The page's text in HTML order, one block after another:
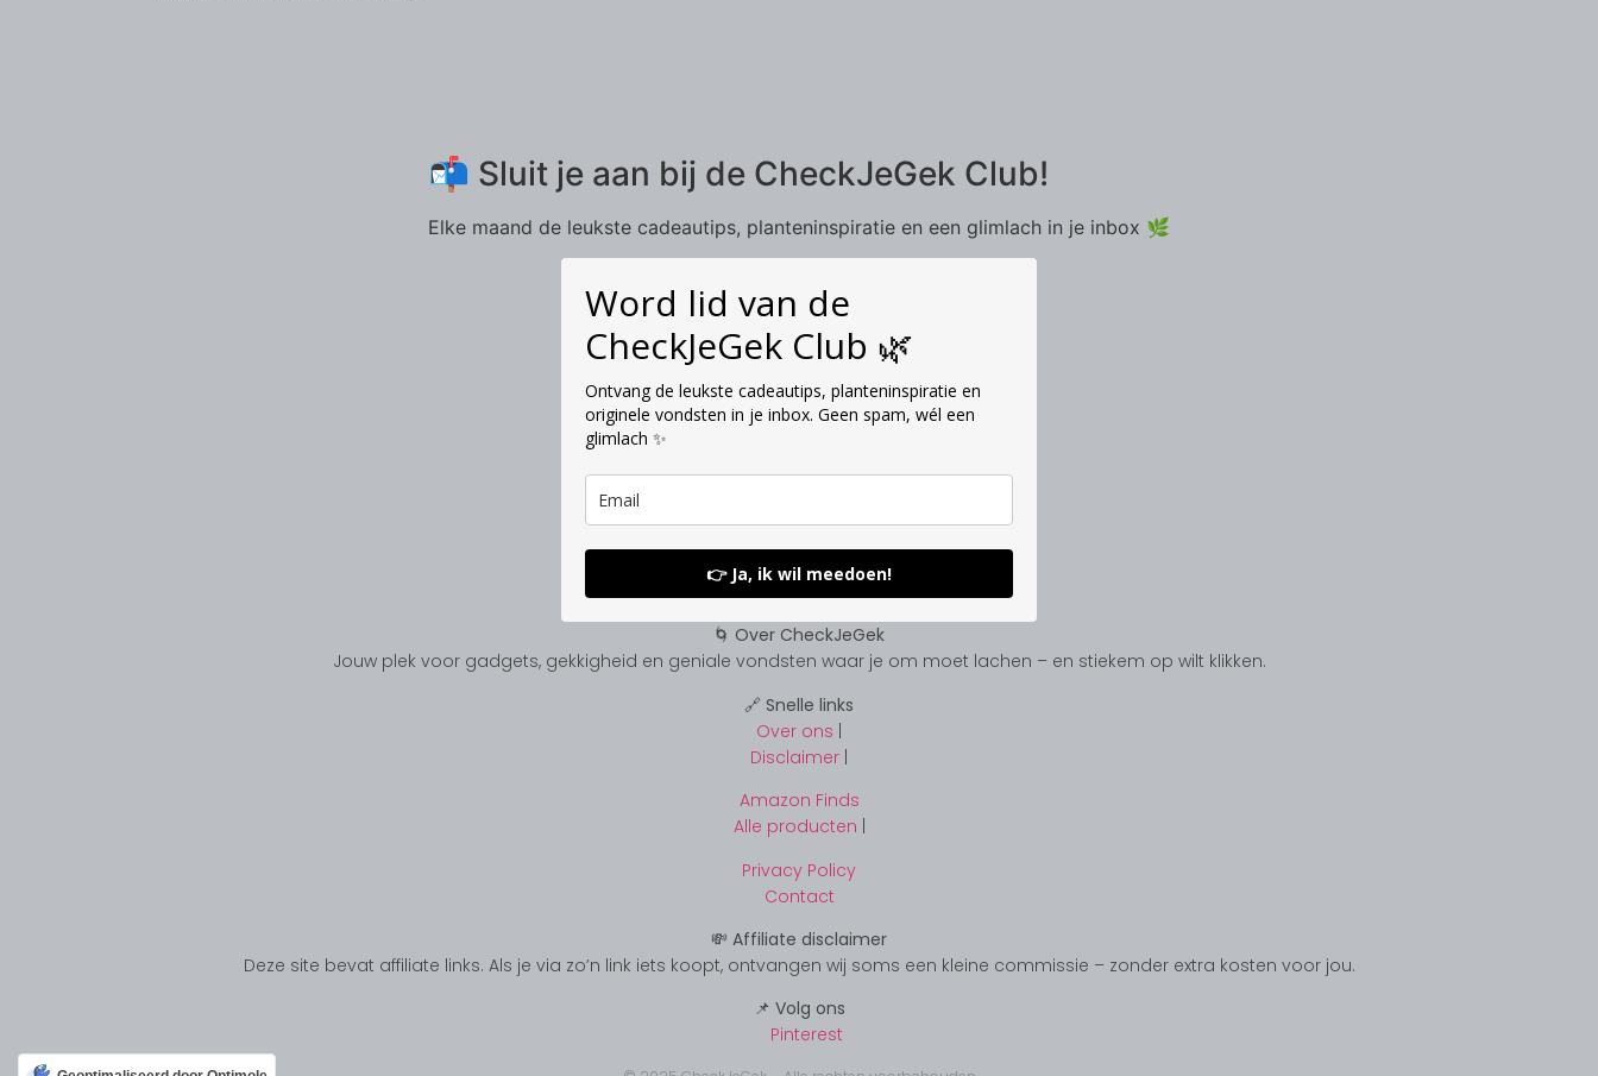
📬 Sluit je aan bij de CheckJeGek Club!
Elke maand de leukste cadeautips, planteninspiratie en een glimlach in je inbox 🌿
Word lid van de
CheckJeGek Club 🌿
Ontvang de leukste cadeautips, planteninspiratie en
originele vondsten in je inbox. Geen spam, wél een
glimlach ✨
👉 Ja, ik wil meedoen!
🌀 Over CheckJeGek
Jouw plek voor gadgets, gekkigheid en geniale vondsten waar je om moet lachen – en stiekem op wilt klikken.
🔗 Snelle links
Over ons |
Disclaimer |
Amazon Finds
Alle producten
Privacy Policy
Contact
💸 Affiliate disclaimer
Deze site bevat affiliate links. Als je via zo’n link iets koopt, ontvangen wij soms een kleine commissie – zonder extra kosten voor jou.
📌 Volg ons
Pinterest